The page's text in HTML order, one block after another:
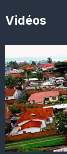
Vidéos